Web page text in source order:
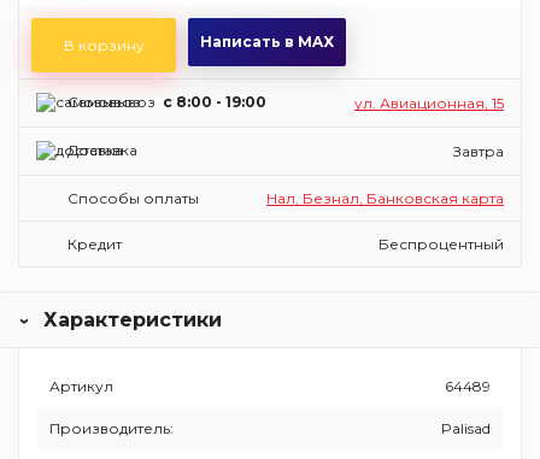
В корзину Написать в MAX
Самовывоз c 8:00 - 19:00 ул. Авиационная, 15
Доставка Завтра
Способы оплаты Нал, Безнал, Банковская карта
Кредит Беспроцентный
Характеристики
Артикул 64489
Производитель: Palisad